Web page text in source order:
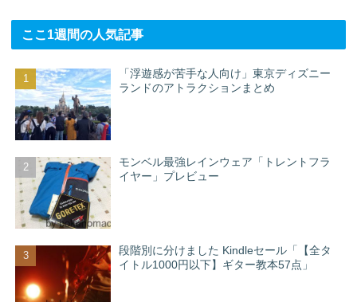
ここ1週間の人気記事
「浮遊感が苦手な人向け」東京ディズニー
ランドのアトラクションまとめ
モンベル最強レインウェア「トレントフラ
イヤー」プレビュー
段階別に分けました Kindleセール「【全タ
イトル1000円以下】ギター教本57点」